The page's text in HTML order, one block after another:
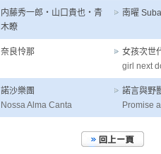
内藤秀一郎・山口貴也・青
木瞭
南曜
奈良怜那
女孩次世
girl next
諾沙樂團
Nossa Alma Canta
諾言與野
Promise